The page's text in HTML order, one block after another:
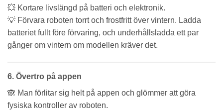
💥 Kortare livslängd på batteri och elektronik.
💡 Förvara roboten torrt och frostfritt över vintern. Ladda
batteriet fullt före förvaring, och underhållsladda ett par
gånger om vintern om modellen kräver det.
6. Övertro på appen
🙈 Man förlitar sig helt på appen och glömmer att göra
fysiska kontroller av roboten.